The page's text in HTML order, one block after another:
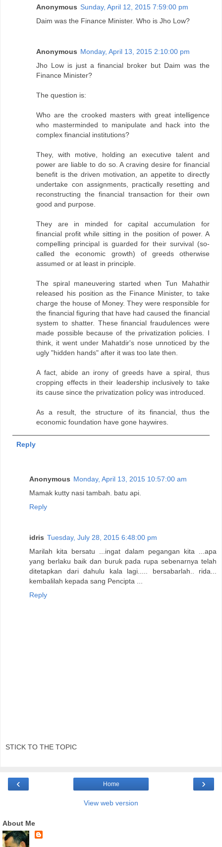
Anonymous Sunday, April 12, 2015 7:59:00 pm
Daim was the Finance Minister. Who is Jho Low?
Anonymous Monday, April 13, 2015 2:10:00 pm
Jho Low is just a financial broker but Daim was the
Finance Minister?
The question is:
Who are the crooked masters with great intelligence
who masterminded to manipulate and hack into the
complex financial institutions?
They, with motive, holding an executive talent and
power are liable to do so. A craving desire for financial
benefit is the driven motivation, an appetite to directly
undertake con assignments, practically resetting and
reconstructing the financial transaction for their own
good and purpose.
They are in minded for capital accumulation for
financial profit while sitting in the position of power. A
compelling principal is guarded for their survival (so-
called the economic growth) of greeds otherwise
assumed or at least in principle.
The spiral maneuvering started when Tun Mahathir
released his position as the Finance Minister, to take
charge the house of Money. They were responsible for
the financial figuring that have had caused the financial
system to shatter. These financial fraudulences were
made possible because of the privatization policies. I
think, it went under Mahatdir's nose unnoticed by the
ugly "hidden hands" after it was too late then.
A fact, abide an irony of greeds have a spiral, thus
cropping effects in their leadership inclusively to take
its cause since the privatization policy was introduced.
As a result, the structure of its financial, thus the
economic foundation have gone haywires.
Reply
Anonymous Monday, April 13, 2015 10:57:00 am
Mamak kutty nasi tambah. batu api.
Reply
idris Tuesday, July 28, 2015 6:48:00 pm
Marilah kita bersatu ...ingat dalam pegangan kita ...apa
yang berlaku baik dan buruk pada rupa sebenarnya telah
ditetapkan dari dahulu kala lagi..... bersabarlah.. rida...
kembalilah kepada sang Pencipta ...
Reply
STICK TO THE TOPIC
‹ ›
Home
View web version
About Me